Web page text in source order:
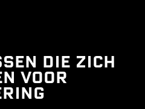
die zich
voor